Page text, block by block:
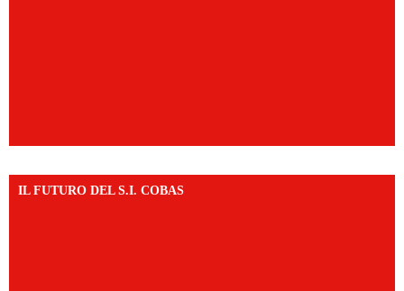
IL FUTURO DEL S.I. COBAS